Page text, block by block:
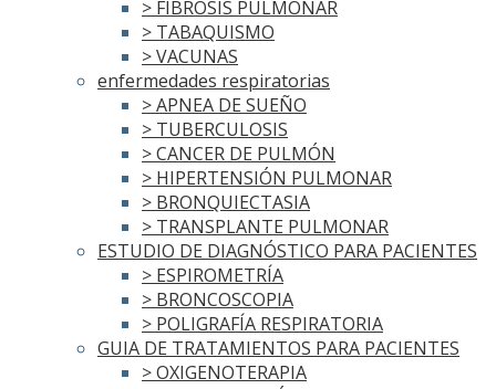
> FIBROSIS PULMONAR
> TABAQUISMO
> VACUNAS
enfermedades respiratorias
> APNEA DE SUEÑO
> TUBERCULOSIS
> CANCER DE PULMÓN
> HIPERTENSIÓN PULMONAR
> BRONQUIECTASIA
> TRANSPLANTE PULMONAR
ESTUDIO DE DIAGNÓSTICO PARA PACIENTES
> ESPIROMETRÍA
> BRONCOSCOPIA
> POLIGRAFÍA RESPIRATORIA
GUIA DE TRATAMIENTOS PARA PACIENTES
> OXIGENOTERAPIA